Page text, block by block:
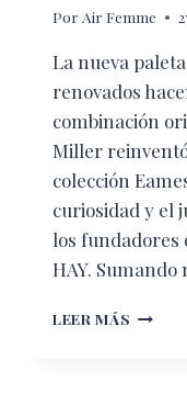
Por Air Femme
La nueva
renovados
combinación
Miller
colección
curiosidad y el
los fundadores
HAY.
LEER MÁS HERMAN